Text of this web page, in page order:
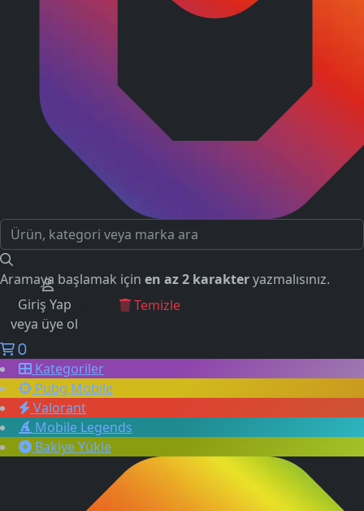
Aramaya başlamak için en az 2 karakteryazmalısınız.
GEÇMİŞ ARAMALAR
Temizle
Giriş Yap
veya üye ol
0
Kategoriler
Pubg Mobile
Valorant
Mobile Legends
Bakiye Yükle